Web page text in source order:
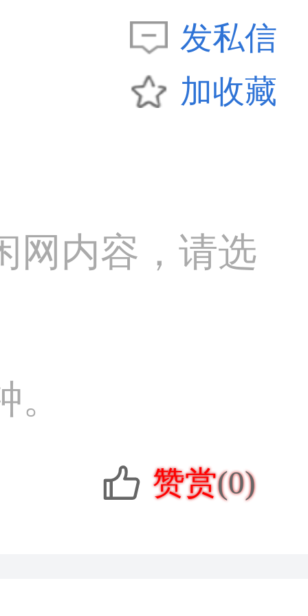
发私信
加收藏
网内容，请选
赞赏(0)